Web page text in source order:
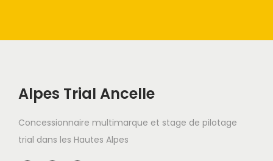
Alpes Trial Ancelle
Concessionnaire multimarque et stage de pilotage
trial dans les Hautes Alpes